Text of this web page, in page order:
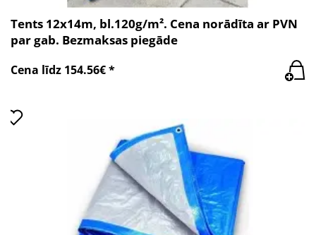
Tents 12x14m, bl.120g/m². Cena norādīta ar PVN
par gab. Bezmaksas piegāde
Cena līdz 154.56€ *